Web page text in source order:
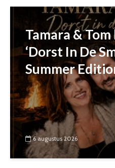
Tamara &
‘Dorst In De
Summer
6 augustus 2026